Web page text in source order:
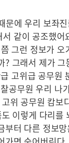
에 우리 보좌
같이 공조했
그런 정보가
그래서 제가
고위급 공무원
공무원 우리 나
위 공무원 캄보
이렇게 다리를
터 다른 정보